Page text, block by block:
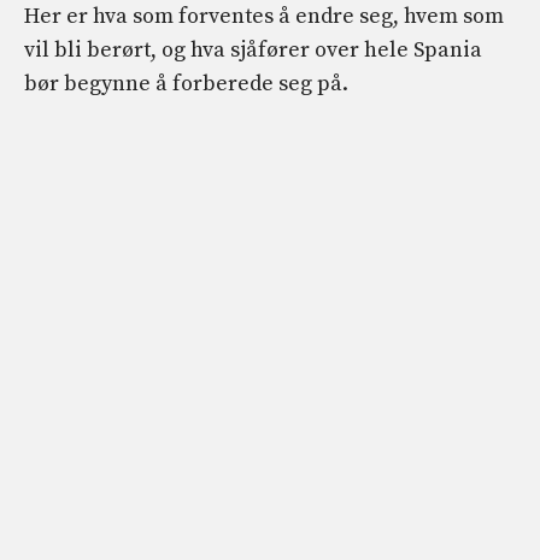
Her er hva som forventes å endre seg, hvem som
vil bli berørt, og hva sjåfører over hele Spania
bør begynne å forberede seg på.